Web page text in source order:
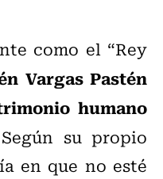
como el “Rey
Vargas Pastén
humano
Según su propio
en que no esté